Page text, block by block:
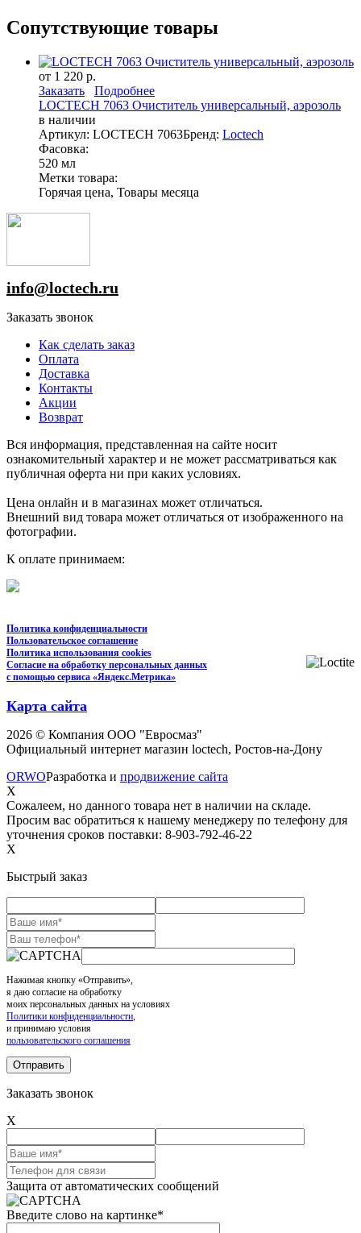
Сопутствующие товары
от 1 220 р.
Заказать
Подробнее
LOCTECH 7063 Очиститель универсальный, аэрозоль
в наличии
Артикул: LOCTECH 7063Бренд: Loctech
Фасовка:
520 мл
Метки товара:
Горячая цена, Товары месяца
info@loctech.ru
Заказать звонок
Как сделать заказ
Оплата
Доставка
Контакты
Акции
Возврат
Вся информация, представленная на сайте носит
ознакомительный характер и не может рассматриваться как
публичная оферта ни при каких условиях.
Цена онлайн и в магазинах может отличаться.
Внешний вид товара может отличаться от изображенного на
фотографии.
К оплате принимаем:
Политика конфиденциальности
Пользовательское соглашение
Политика использования cookies
Согласие на обработку персональных данных
с помощью сервиса «Яндекс.Метрика»
Карта сайта
2026 © Компания ООО "Евросмаз"
Официальный интернет магазин loctech, Ростов-на-Дону
ORWOРазработка и продвижение сайта
X
Сожалеем, но данного товара нет в наличии на складе.
Просим вас обратиться к нашему менеджеру по телефону для
уточнения сроков поставки: 8-903-792-46-22
X
Быстрый заказ
Нажимая кнопку «Отправить»,
я даю согласие на обработку
моих персональных данных на условиях
Политики конфиденциальности,
и принимаю условия
пользовательского соглашения
Заказать звонок
X
Защита от автоматических сообщений
Введите слово на картинке*